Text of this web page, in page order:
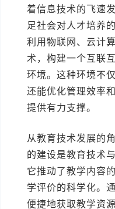
着信息技术的飞速
足社会对人才培养
利用物联网、云计
术，构建一个互联
环境。这种环境不
还能优化管理效率
提供有力支撑。
从教育技术发展的
的建设是教育技术
它推动了教学内容
学评价的科学化。
便捷地获取教学资